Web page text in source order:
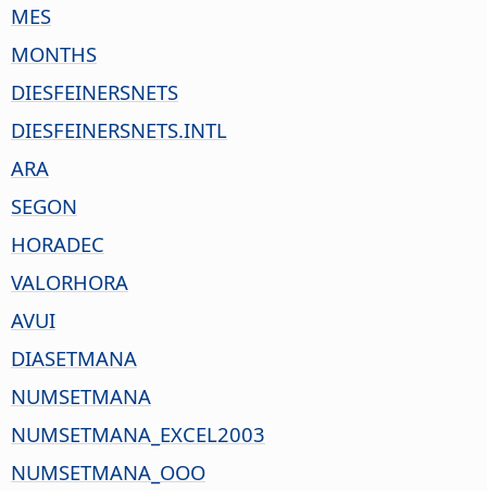
MES
MONTHS
DIESFEINERSNETS
DIESFEINERSNETS.INTL
ARA
SEGON
HORADEC
VALORHORA
AVUI
DIASETMANA
NUMSETMANA
NUMSETMANA_EXCEL2003
NUMSETMANA_OOO